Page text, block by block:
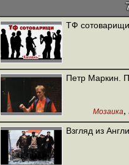
ТФ
Петр Маркин.
Мозаика,
Взгляд из